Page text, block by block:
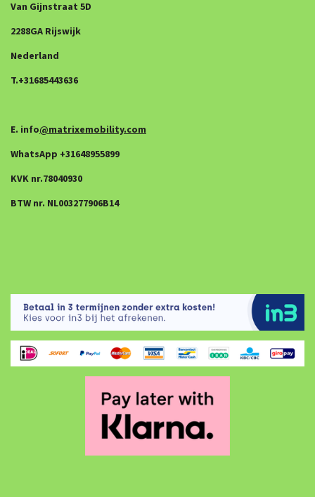
Van Gijnstraat 5D
2288GA Rijswijk
Nederland
T.+31685443636
E. info@matrixemobility.com
WhatsApp +31648955899
KVK nr.78040930
BTW nr. NL003277906B14